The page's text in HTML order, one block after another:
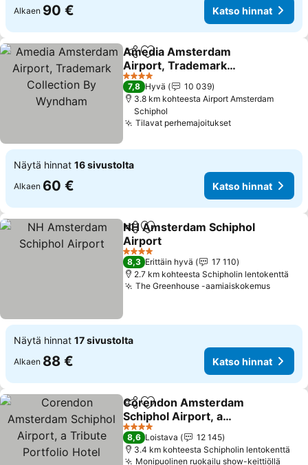
Alkaen 90 € Katso hinnat
Jaa Lisää suosikkeihin
Amedia Amsterdam
Airport, Trademark
Collection By Wyndham
Katso hinnat
4 Tähtiluokitus
7,8 Hyvä
10 039
3.8 km kohteesta Airport Amsterdam
Schiphol
Tilavat perhemajoituksetKatso hinnat
Näytä hinnat 16 sivustolta
Alkaen 60 € Katso hinnat
Jaa Lisää suosikkeihin
NH Amsterdam Schiphol
Airport
Katso hinnat
4 Tähtiluokitus
8,3 Erittäin hyvä
17 110
2.7 km kohteesta Schipholin lentokenttä
The Greenhouse -aamiaiskokemusKatso
Näytä hinnat 17 sivustolta
Alkaen 88 € Katso hinnat
Jaa Lisää suosikkeihin
Corendon Amsterdam
Schiphol Airport, a
Tribute Portfolio Hotel
Katso hinnat
4 Tähtiluokitus
8,6 Loistava
12 145
3.4 km kohteesta Schipholin lentokenttä
Monipuolinen ruokailu show-keittiöllä